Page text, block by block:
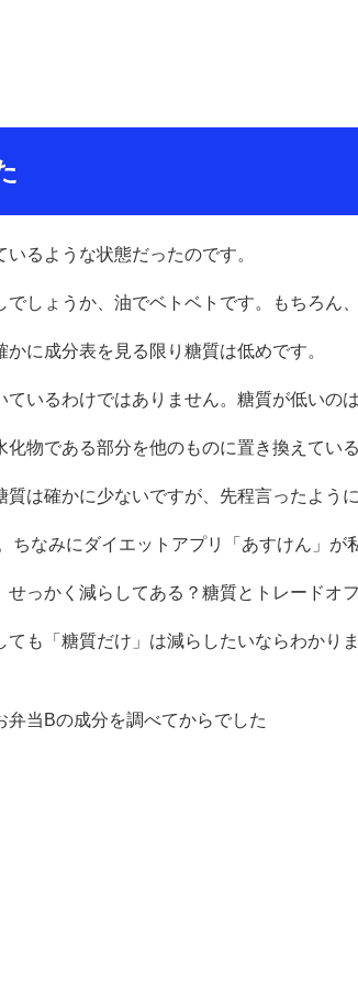
るような状態だったのです。
しょうか、油でベトベトです。もちろん
に成分表を見る限り糖質は低めです。
いるわけではありません。糖質が低いの
物である部分を他のものに置き換えてい
質は確かに少ないですが、先程言ったよ
ちなみにダイエットアプリ「あすけん」
せっかく減らしてある？糖質とトレードオ
ても「糖質だけ」は減らしたいならわか
当Bの成分を調べてからでした